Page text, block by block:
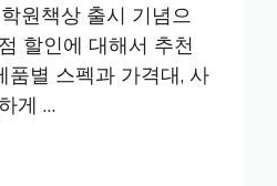
원책상 출시 기념으
할인에 대해서 추천
품별 스펙과 가격대, 사
게 …